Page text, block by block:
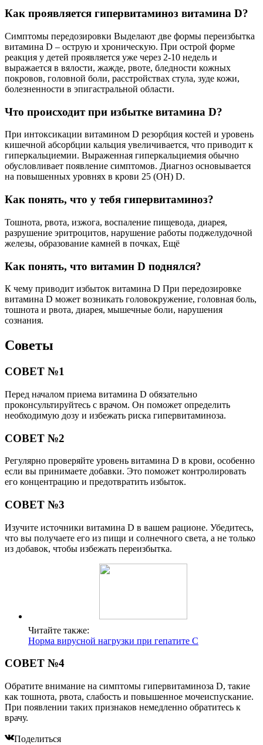
Как проявляется гипервитаминоз витамина D?
Симптомы передозировки Выделают две формы переизбытка
витамина D – острую и хроническую. При острой форме
реакция у детей проявляется уже через 2-10 недель и
выражается в вялости, жажде, рвоте, бледности кожных
покровов, головной боли, расстройствах стула, зуде кожи,
болезненности в эпигастральной области.
Что происходит при избытке витамина D?
При интоксикации витамином D резорбция костей и уровень
кишечной абсорбции кальция увеличивается, что приводит к
гиперкальциемии. Выраженная гиперкальциемия обычно
обусловливает появление симптомов. Диагноз основывается
на повышенных уровнях в крови 25 (ОН) D.
Как понять, что у тебя гипервитаминоз?
Тошнота, рвота, изжога, воспаление пищевода, диарея,
разрушение эритроцитов, нарушение работы поджелудочной
железы, образование камней в почках, Ещё
Как понять, что витамин D поднялся?
К чему приводит избыток витамина D При передозировке
витамина D может возникать головокружение, головная боль,
тошнота и рвота, диарея, мышечные боли, нарушения
сознания.
Советы
СОВЕТ №1
Перед началом приема витамина D обязательно
проконсультируйтесь с врачом. Он поможет определить
необходимую дозу и избежать риска гипервитаминоза.
СОВЕТ №2
Регулярно проверяйте уровень витамина D в крови, особенно
если вы принимаете добавки. Это поможет контролировать
его концентрацию и предотвратить избыток.
СОВЕТ №3
Изучите источники витамина D в вашем рационе. Убедитесь,
что вы получаете его из пищи и солнечного света, а не только
из добавок, чтобы избежать переизбытка.
Читайте также:
Норма вирусной нагрузки при гепатите С
СОВЕТ №4
Обратите внимание на симптомы гипервитаминоза D, такие
как тошнота, рвота, слабость и повышенное мочеиспускание.
При появлении таких признаков немедленно обратитесь к
врачу.
Поделиться